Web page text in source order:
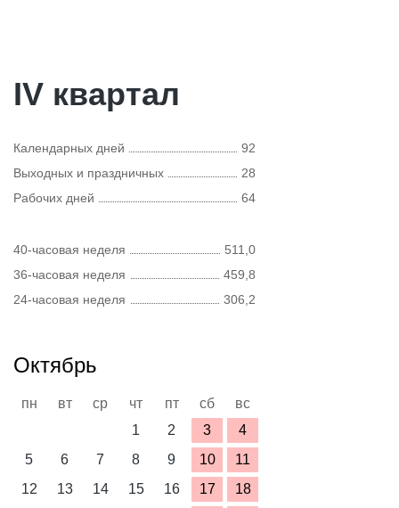
IV квартал
Календарных дней
92
Выходных и праздничных
28
Рабочих дней
64
40-часовая неделя
511,0
36-часовая неделя
459,8
24-часовая неделя
306,2
Октябрь
пн вт ср чт пт сб
вс
1
2 3
4
5
6 7 8 9 10
11
12
13 14 15 16 17
18